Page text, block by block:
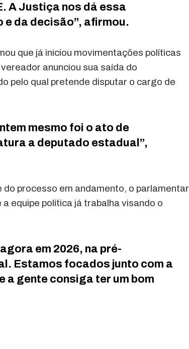
A Justiça nos dá essa
da decisão”, afirmou.
que já iniciou movimentações políticas
anunciou sua saída do
pelo qual pretende disputar o cargo de
mesmo foi o ato de
a deputado estadual”,
processo em andamento, o parlamentar
equipe política já trabalha visando o
em 2026, na pré-
Estamos focados junto com a
a gente consiga ter um bom